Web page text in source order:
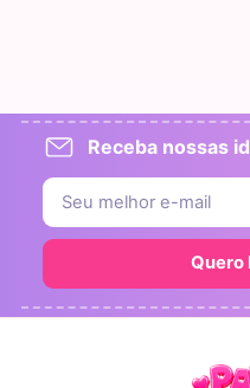
Receba nossas
Quero